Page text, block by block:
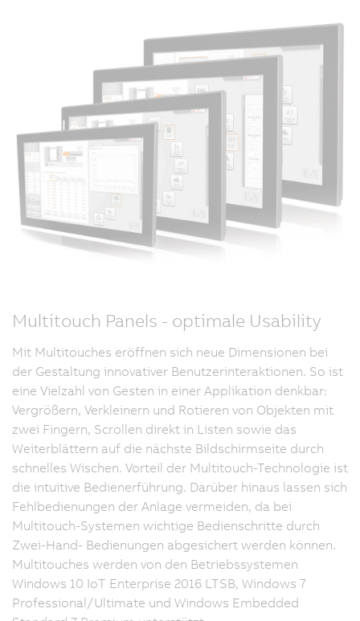
Multitouch Panels - optimale Usability
Mit Multitouches eröffnen sich neue Dimensionen bei
der Gestaltung innovativer Benutzerinteraktionen. So ist
eine Vielzahl von Gesten in einer Applikation denkbar:
Vergrößern, Verkleinern und Rotieren von Objekten mit
zwei Fingern, Scrollen direkt in Listen sowie das
Weiterblättern auf die nächste Bildschirmseite durch
schnelles Wischen. Vorteil der Multitouch-Technologie ist
die intuitive Bedienerführung. Darüber hinaus lassen sich
Fehlbedienungen der Anlage vermeiden, da bei
Multitouch-Systemen wichtige Bedienschritte durch
Zwei-Hand- Bedienungen abgesichert werden können.
Multitouches werden von den Betriebssystemen
Windows 10 IoT Enterprise 2016 LTSB, Windows 7
Professional/Ultimate und Windows Embedded